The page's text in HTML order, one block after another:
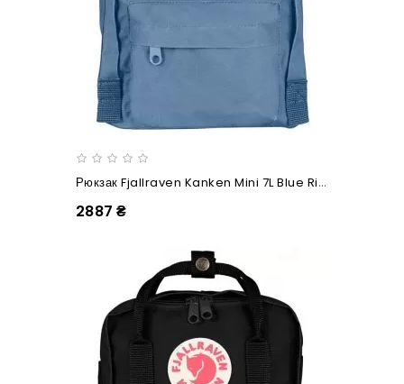
Рюкзак Fjallraven Kanken Mini 7L Blue Ridge
2887 ₴